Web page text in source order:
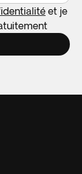
et je